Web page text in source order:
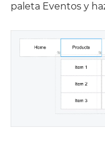
paleta Eventos y